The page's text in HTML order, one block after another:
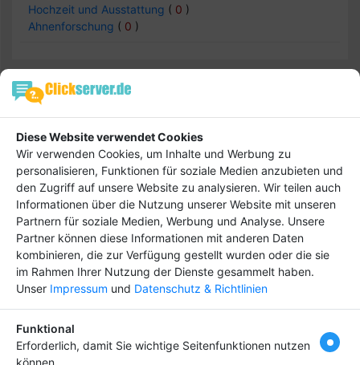
Hochzeit und Ausstattung ( 0 )
Ahnenforschung ( 0 )
Familie & Erziehung -> Mediation
keine Daten
Tipp
Hebe dich ab von
anderen ab und bringe
deinen Firmeneintrag
Premium-Eintrag schon
Diese Website verwendet Cookies
Wir verwenden Cookies, um Inhalte und Werbung zu
personalisieren, Funktionen für soziale Medien anzubieten und
den Zugriff auf unsere Website zu analysieren. Wir teilen auch
Informationen über die Nutzung unserer Website mit unseren
Partnern für soziale Medien, Werbung und Analyse. Unsere
Partner können diese Informationen mit anderen Daten
kombinieren, die zur Verfügung gestellt wurden oder die sie
im Rahmen Ihrer Nutzung der Dienste gesammelt haben.
Unser Impressum und Datenschutz & Richtlinien
Funktional
Erforderlich, damit Sie wichtige Seitenfunktionen nutzen
können.